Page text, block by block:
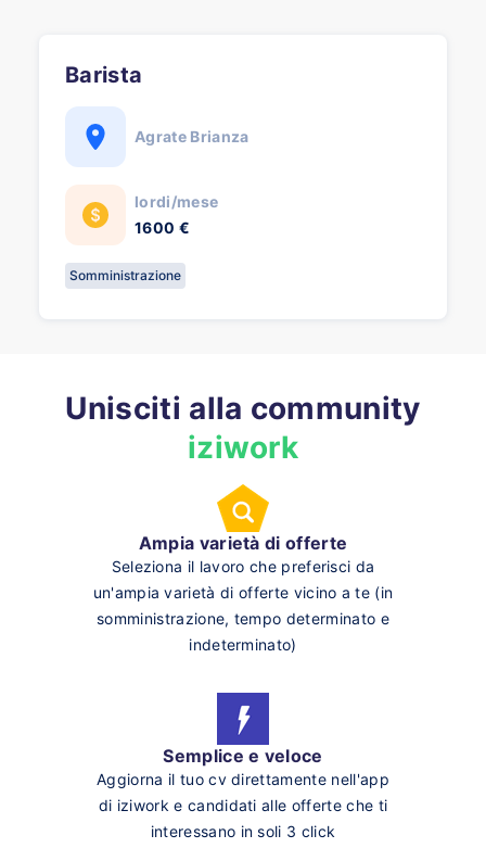
Barista
Agrate Brianza
lordi/mese
1600 €
Somministrazione
Unisciti alla community
iziwork
Ampia varietà di offerte
Seleziona il lavoro che preferisci da
un'ampia varietà di offerte vicino a te (in
somministrazione, tempo determinato e
indeterminato)
Semplice e veloce
Aggiorna il tuo cv direttamente nell'app
di iziwork e candidati alle offerte che ti
interessano in soli 3 click